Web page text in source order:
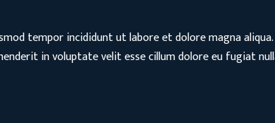
tempor incididunt ut labore et dolore magna
in voluptate velit esse cillum dolore eu fugiat